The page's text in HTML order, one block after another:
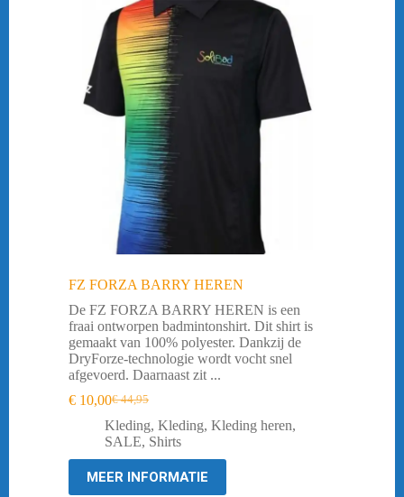
FZ FORZA BARRY HEREN
De FZ FORZA BARRY HEREN is een
fraai ontworpen badmintonshirt. Dit shirt is
gemaakt van 100% polyester. Dankzij de
DryForze-technologie wordt vocht snel
afgevoerd. Daarnaast zit ...
€44,95
Oorspronkelijke
prijs
was:
€ 10,00Huidige
prijs
is:
Kleding, Kleding, Kleding heren,
SALE, Shirts
MEER INFORMATIE